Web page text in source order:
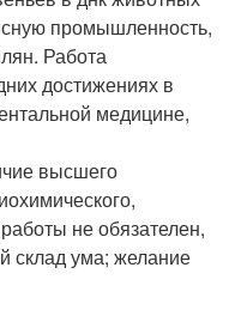
промышленность,
Работа
достижениях в
медицине,
высшего
не обязателен,
склад ума; желание